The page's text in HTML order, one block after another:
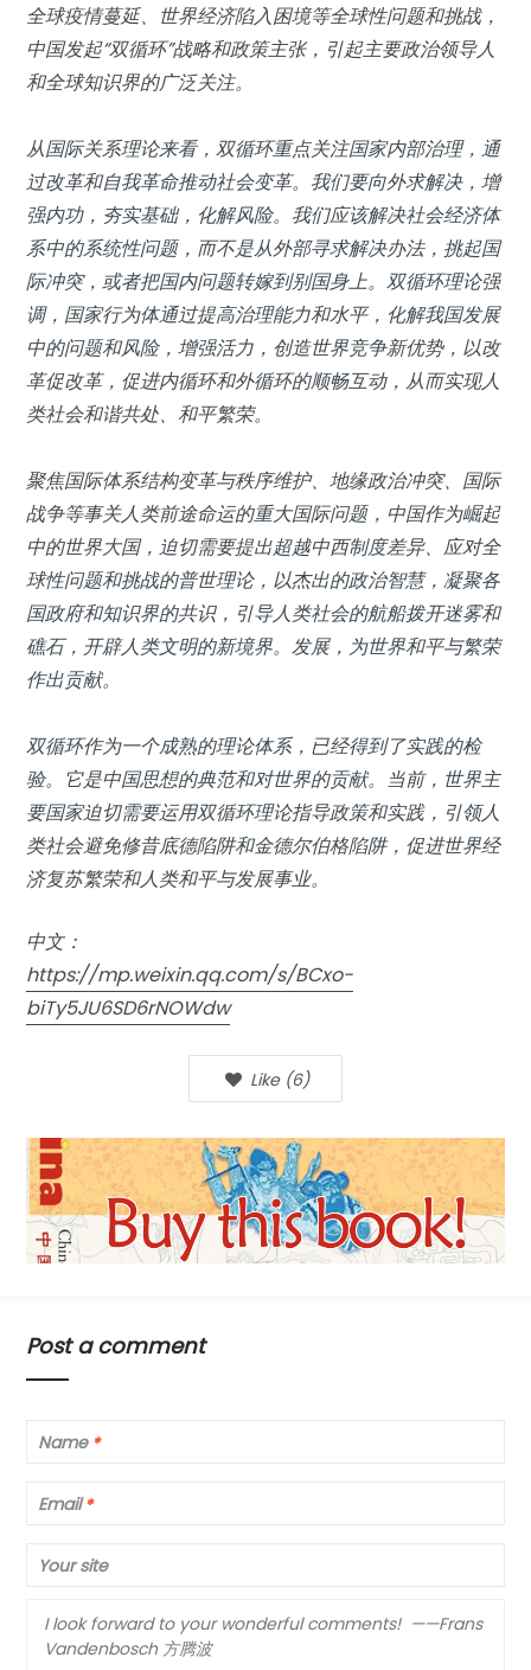
全球疫情蔓延、世界经济陷入困境等全球性问题和挑战，
中国发起“双循环”战略和政策主张，引起主要政治领导人
和全球知识界的广泛关注。
从国际关系理论来看，双循环重点关注国家内部治理，通
过改革和自我革命推动社会变革。我们要向外求解决，增
强内功，夯实基础，化解风险。我们应该解决社会经济体
系中的系统性问题，而不是从外部寻求解决办法，挑起国
际冲突，或者把国内问题转嫁到别国身上。双循环理论强
调，国家行为体通过提高治理能力和水平，化解我国发展
中的问题和风险，增强活力，创造世界竞争新优势，以改
革促改革，促进内循环和外循环的顺畅互动，从而实现人
类社会和谐共处、和平繁荣。
聚焦国际体系结构变革与秩序维护、地缘政治冲突、国际
战争等事关人类前途命运的重大国际问题，中国作为崛起
中的世界大国，迫切需要提出超越中西制度差异、应对全
球性问题和挑战的普世理论，以杰出的政治智慧，凝聚各
国政府和知识界的共识，引导人类社会的航船拨开迷雾和
礁石，开辟人类文明的新境界。发展，为世界和平与繁荣
作出贡献。
双循环作为一个成熟的理论体系，已经得到了实践的检
验。它是中国思想的典范和对世界的贡献。当前，世界主
要国家迫切需要运用双循环理论指导政策和实践，引领人
类社会避免修昔底德陷阱和金德尔伯格陷阱，促进世界经
济复苏繁荣和人类和平与发展事业。
中文：
https://mp.weixin.qq.com/s/BCxo-
biTy5JU6SD6rNOWdw
Like (6)
Post a comment
Name *
Email *
Your site